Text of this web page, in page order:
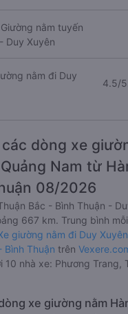
nằm tuyến
Duy Xuyên
nằm đi Duy
4.5/
dòng xe
Nam từ
08/2026
Bắc - Bình Thuận -
667 km. Trung bình
giường nằm đi Duy
Bình Thuận trên
nhà xe: Phương Trang,
xe giường nằm